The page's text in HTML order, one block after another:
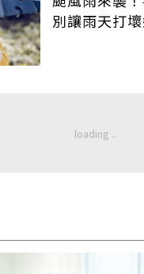
別讓雨天打